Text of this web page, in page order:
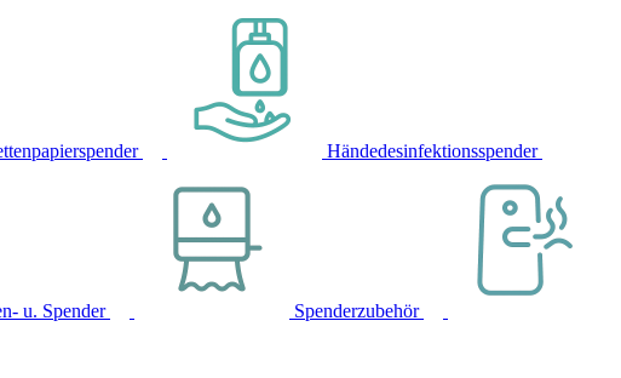
Händedesinfektionsspender
u. Spender
Spenderzubehör